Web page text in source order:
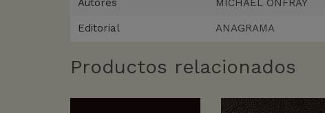
Autores MICHAEL ONFRAY
Editorial ANAGRAMA
Productos relacionados